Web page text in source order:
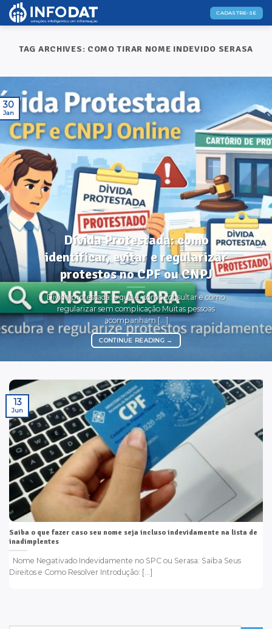
Skip
CADASTRE-SE
TAG ARCHIVES: COMO TIRAR NOME INDEVIDO SERASA
DICAS ÚTEIS
Dívida Protestada: como
identificar, evitar e regularizar
protestos no CPF ou CNPJ
Dívida protestada: o que é, como consultar e como
regularizar sem complicação Muitas pessoas
acompanham [...]
CONTINUE READING →
30
Jan
Saiba o que fazer caso seu nome seja incluso indevidamente na lista de
inadimplentes
Nome Negativado Indevidamente no SPC ou Serasa: Saiba Seus
Direitos e Como Resolver Introdução: [...]
13
Jun